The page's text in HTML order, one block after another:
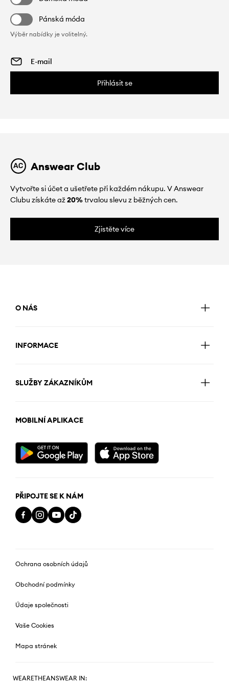
Pánská móda
Výběr nabídky je volitelný.
Přihlásit se
Answear Club
Vytvořte si účet a ušetřete při každém nákupu. V Answear
Clubu získáte až20%trvalou slevu z běžných cen.
Zjistěte více
O NÁS
INFORMACE
SLUŽBY ZÁKAZNÍKŮM
MOBILNÍ APLIKACE
PŘIPOJTE SE K NÁM
Ochrana osobních údajů
Obchodní podmínky
Údaje společnosti
Vaše Cookies
Mapa stránek
WEARETHEANSWEAR IN: